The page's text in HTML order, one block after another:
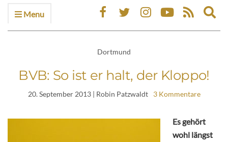
Menu
Dortmund
BVB: So ist er halt, der Kloppo!
20. September 2013| Robin Patzwaldt 3 Kommentare
Es gehört
wohl längst